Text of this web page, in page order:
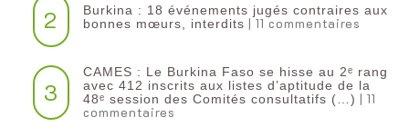
2
Burkina : 18 événements jugés contraires aux
bonnes mœurs, interdits | 11 commentaires
3
CAMES : Le Burkina Faso se hisse au 2ᵉ rang
avec 412 inscrits aux listes d’aptitude de la
48ᵉ session des Comités consultatifs (…) | 11
commentaires